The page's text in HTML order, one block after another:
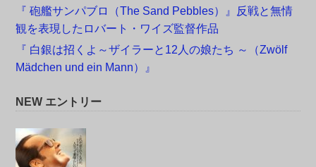
『 砲艦サンパブロ（The Sand Pebbles）』反戦と無情
観を表現したロバート・ワイズ監督作品
『 白銀は招くよ～ザイラーと12人の娘たち ～（Zwölf
Mädchen und ein Mann）』
NEW エントリー